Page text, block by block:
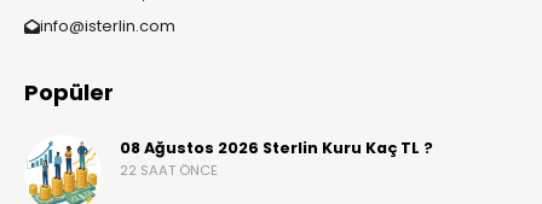
info@isterlin.com
Popüler
08 Ağustos 2026 Sterlin Kuru Kaç TL ?
22 SAAT ÖNCE